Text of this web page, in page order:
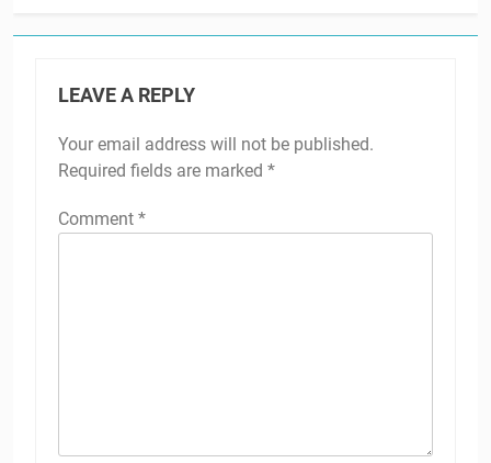
LEAVE A REPLY
Your email address will not be published.
Required fields are marked *
Comment *